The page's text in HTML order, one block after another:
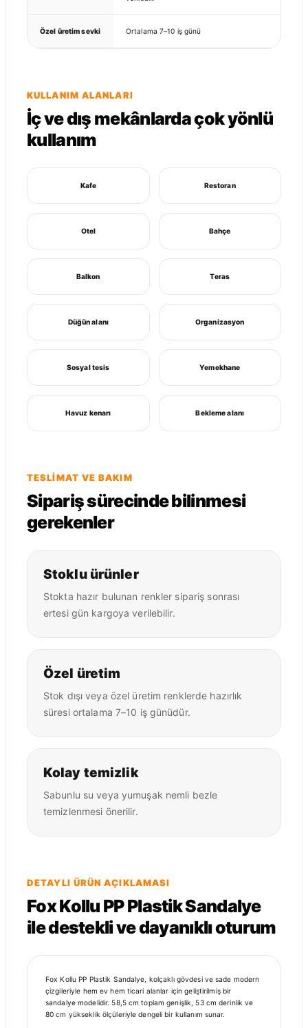
Özel üretim sevki Ortalama 7–10 iş günü
KULLANIM ALANLARI
İç ve dış mekânlarda çok yönlü
kullanım
Kafe Restoran
Otel Bahçe
Balkon Teras
Düğün alanı Organizasyon
Sosyal tesis Yemekhane
Havuz kenarı Bekleme alanı
TESLIMAT VE BAKIM
Sipariş sürecinde bilinmesi
gerekenler
Stoklu ürünler
Stokta hazır bulunan renkler sipariş sonrası
ertesi gün kargoya verilebilir.
Özel üretim
Stok dışı veya özel üretim renklerde hazırlık
süresi ortalama 7–10 iş günüdür.
Kolay temizlik
Sabunlu su veya yumuşak nemli bezle
temizlenmesi önerilir.
DETAYLI ÜRÜN AÇIKLAMASI
Fox Kollu PP Plastik Sandalye
ile destekli ve dayanıklı oturum
Fox Kollu PP Plastik Sandalye, kolçaklı gövdesi ve sade modern
çizgileriyle hem ev hem ticari alanlar için geliştirilmiş bir
sandalye modelidir. 58,5 cm toplam genişlik, 53 cm derinlik ve
80 cm yükseklik ölçüleriyle dengeli bir kullanım sunar.